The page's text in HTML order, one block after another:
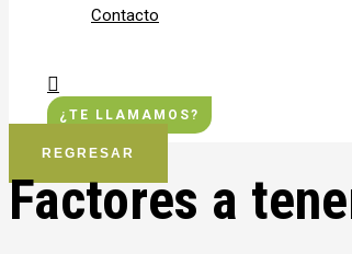
Contacto
Buscar
¿TE LLAMAMOS?
REGRESAR
Factores a